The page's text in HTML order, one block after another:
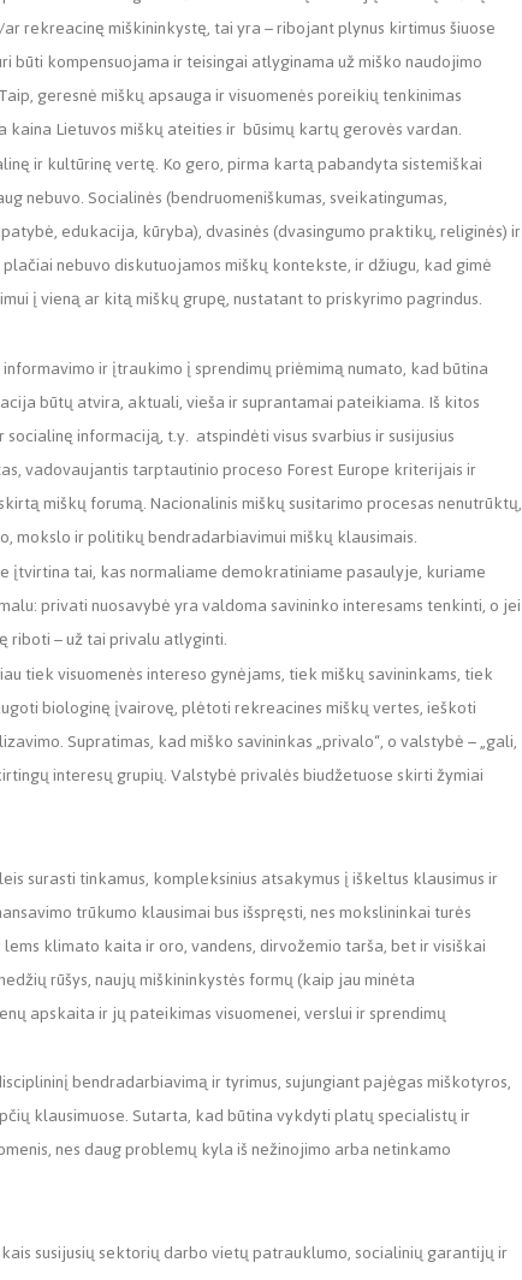
miškininkystę, tai yra – ribojant plynus kirtimus šiuose
kompensuojama ir teisingai atlyginama už miško naudojimo
geresnė miškų apsauga ir visuomenės poreikių tenkinimas
Lietuvos miškų ateities ir būsimų kartų gerovės vardan.
ir kultūrinę vertę. Ko gero, pirma kartą pabandyta sistemiškai
nebuvo. Socialinės (bendruomeniškumas, sveikatingumas,
edukacija, kūryba), dvasinės (dvasingumo praktikų, religinės) ir
nebuvo diskutuojamos miškų kontekste, ir džiugu, kad gimė
į vieną ar kitą miškų grupę, nustatant to priskyrimo pagrindus.
ir įtraukimo į sprendimų priėmimą numato, kad būtina
būtų atvira, aktuali, vieša ir suprantamai pateikiama. Iš kitos
informaciją, t.y. atspindėti visus svarbius ir susijusius
vadovaujantis tarptautinio proceso Forest Europe kriterijais ir
miškų forumą. Nacionalinis miškų susitarimo procesas nenutrūktų,
ir politikų bendradarbiavimui miškų klausimais.
įtvirtina tai, kas normaliame demokratiniame pasaulyje, kuriame
privati nuosavybė yra valdoma savininko interesams tenkinti, o jei
riboti – už tai privalu atlyginti.
tiek visuomenės intereso gynėjams, tiek miškų savininkams, tiek
biologinę įvairovę, plėtoti rekreacines miškų vertes, ieškoti
Supratimas, kad miško savininkas „privalo“, o valstybė – „gali,
interesų grupių. Valstybė privalės biudžetuose skirti žymiai
surasti tinkamus, kompleksinius atsakymus į iškeltus klausimus ir
trūkumo klausimai bus išspręsti, nes mokslininkai turės
klimato kaita ir oro, vandens, dirvožemio tarša, bet ir visiškai
rūšys, naujų miškininkystės formų (kaip jau minėta
apskaita ir jų pateikimas visuomenei, verslui ir sprendimų
bendradarbiavimą ir tyrimus, sujungiant pajėgas miškotyros,
klausimuose. Sutarta, kad būtina vykdyti platų specialistų ir
nes daug problemų kyla iš nežinojimo arba netinkamo
susijusių sektorių darbo vietų patrauklumo, socialinių garantijų ir